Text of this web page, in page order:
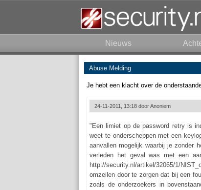
Nieuws
Abuse Melding
Je hebt een klacht over de
24-11-2011, 13:18 doorAnoniem
"Een limiet op de password retry is
weet te onderscheppen met een
aanvallen mogelijk waarbij je zonder
verleden het geval was met een
http://security.nl/artikel/32065/1/
omzeilen door te zorgen dat bij een
zoals de onderzoekers in